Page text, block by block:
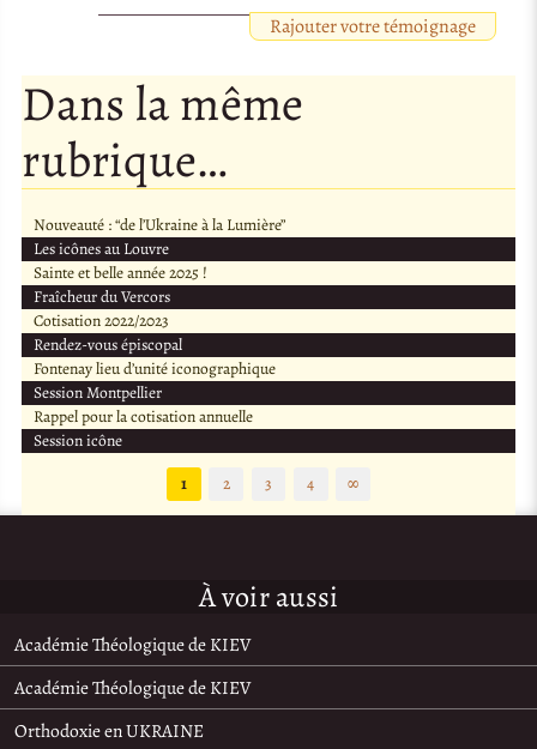
Rajouter votre témoignage
Dans la même
rubrique…
Nouveauté : “de l’Ukraine à la Lumière”
Les icônes au Louvre
Sainte et belle année 2025 !
Fraîcheur du Vercors
Cotisation 2022/2023
Rendez-vous épiscopal
Fontenay lieu d’unité iconographique
Session Montpellier
Rappel pour la cotisation annuelle
Session icône
1
2 3 4 ∞
À voir aussi
Académie Théologique de KIEV
Académie Théologique de KIEV
Orthodoxie en UKRAINE